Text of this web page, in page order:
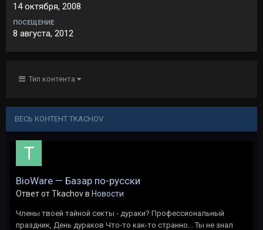
14 октября, 2008
ПОСЕЩЕНИЕ
8 августа, 2012
Тип контента
ВЕСЬ КОНТЕНТ TKACHOV
BioWare — Базар по-русски
Ответ от Tkachov в Новости
Члены твоей тайной секты - дураки? Профессиональный
праздник, День дураков Что-то как-то странно... Ты не знал